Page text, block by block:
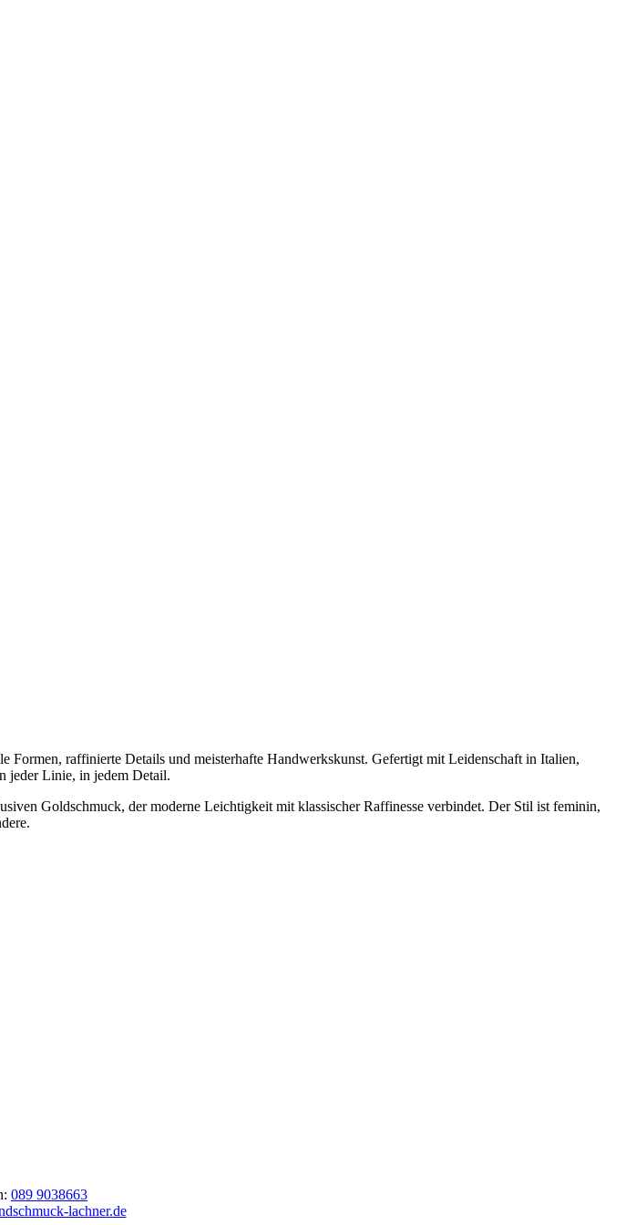
raffinierte Details und meisterhafte Handwerkskunst. Gefertigt mit Leidenschaft in Italien,
jeder Linie, in jedem Detail.
Goldschmuck, der moderne Leichtigkeit mit klassischer Raffinesse verbindet. Der Stil ist feminin,
089 9038663
lachner.de